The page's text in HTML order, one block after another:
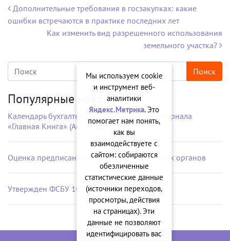
Навигация по записям
Дополнительные требования в госзакупках: какие
ошибки встречаются в практике последних лет
Как изменить вид разрешенного использования
земельного участка?
Популярные новости
Календарь бухгалтера на рабочий стол от журнала
«Главная Книга» (Август 2026 г.)
Оценка предписаний контрольно-надзорных органов
Утвержден ФСБУ 10/2026 «Расходы»
Мы используем cookie
и инструмент веб-
аналитики
Яндекс.Метрика. Это
помогает нам понять,
как вы
взаимодействуете с
сайтом: собираются
обезличенные
статистические данные
(источники переходов,
просмотры, действия
на страницах). Эти
данные не позволяют
идентифицировать вас